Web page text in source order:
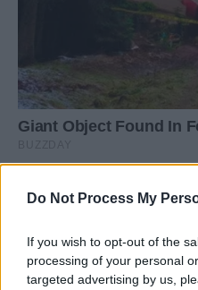
Do Not Process My
If you wish to opt-out of the
processing of your personal
targeted advertising by us,